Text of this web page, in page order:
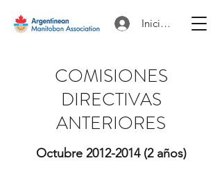
Iniciar sesión
COMISIONES
DIRECTIVAS
ANTERIORES
Octubre 2012-2014(2 años)